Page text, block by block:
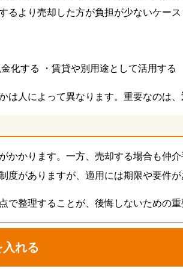
より売却した方が負担が少ないケース
化する ・賃貸や別用途として活用する
人によって異なります。重要なのは、
かかります。一方、売却する場合も仲
がありますが、適用には期限や要件が
整理することが、後悔しないための重
れる